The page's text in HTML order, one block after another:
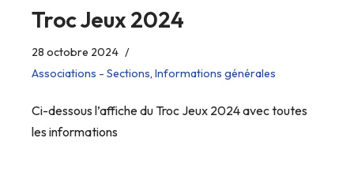
Troc Jeux 2024
28 octobre 2024
Associations - Sections, Informations générales
Ci-dessous l’affiche du Troc Jeux 2024 avec toutes
les informations